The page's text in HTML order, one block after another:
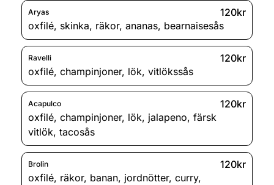
Aryas
120kr
oxfilé, skinka, räkor, ananas, bearnaisesås
Ravelli
120kr
oxfilé, champinjoner, lök, vitlökssås
Acapulco
120kr
oxfilé, champinjoner, lök, jalapeno, färsk
vitlök, tacosås
Brolin
120kr
oxfilé, räkor, banan, jordnötter, curry,